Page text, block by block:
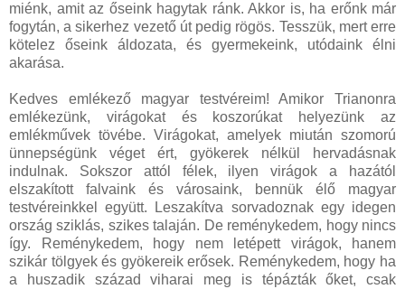
miénk, amit az őseink hagytak ránk. Akkor is, ha erőnk már
fogytán, a sikerhez vezető út pedig rögös. Tesszük, mert erre
kötelez őseink áldozata, és gyermekeink, utódaink élni
akarása.
Kedves emlékező magyar testvéreim! Amikor Trianonra
emlékezünk, virágokat és koszorúkat helyezünk az
emlékművek tövébe. Virágokat, amelyek miután szomorú
ünnepségünk véget ért, gyökerek nélkül hervadásnak
indulnak. Sokszor attól félek, ilyen virágok a hazától
elszakított falvaink és városaink, bennük élő magyar
testvéreinkkel együtt. Leszakítva sorvadoznak egy idegen
ország sziklás, szikes talaján. De reménykedem, hogy nincs
így. Reménykedem, hogy nem letépett virágok, hanem
szikár tölgyek és gyökereik erősek. Reménykedem, hogy ha
a huszadik század viharai meg is tépázták őket, csak